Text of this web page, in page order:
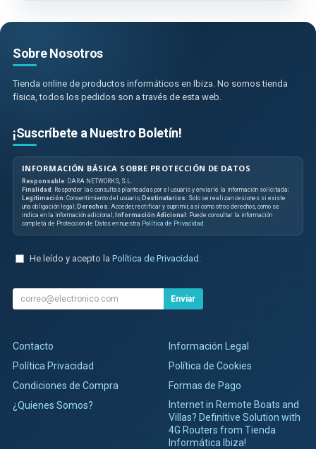
Sobre Nosotros
Tienda online de productos informáticos en Ibiza. No somos tienda
física, todos los pedidos son a través de esta web.
¡Suscríbete a Nuestro Boletín!
INFORMACIÓN BÁSICA SOBRE PROTECCIÓN DE DATOS
Responsable: DARA NETWORKS, S.L.
Finalidad : Responder las consultas planteadas por el usuario y enviarle la información solicitada;
Legitimación: Consentimiento del usuario; Destinatarios: Solo se realizan cesiones si existe
una obligación legal; Derechos: Acceder, rectificar y suprimir, así como otros derechos, como se
indica en la información adicional; Información Adicional : Puede consultar la información
completa de Protección de Datos en nuestra Política de Privacidad
He leído y acepto la Política de Privacidad
Enviar
Contacto
Información Legal
Política Privacidad
Política de Cookies
Condiciones de Compra
Formas de Pago
¿Quienes Somos?
Internet in Remote Boats and
Villas? Definitive Solution with
4G Routers from Tienda
Informática Ibiza!